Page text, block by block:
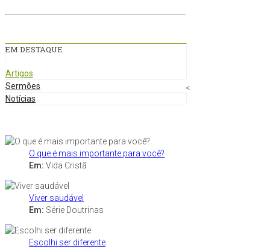
EM DESTAQUE
Artigos
Sermões
Notícias
O que é mais importante para você?
Em: Vida Cristã
Viver saudável
Em: Série Doutrinas
Escolhi ser diferente
<